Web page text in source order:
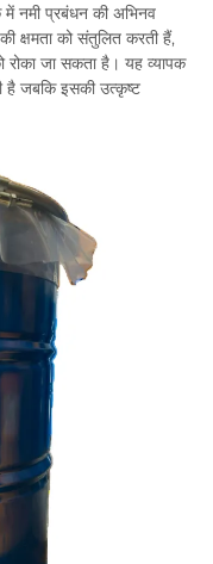
नमी प्रबंधन की अभिनव
क्षमता को संतुलित करती हैं,
रोका जा सकता है। यह व्यापक
है जबकि इसकी उत्कृष्ट